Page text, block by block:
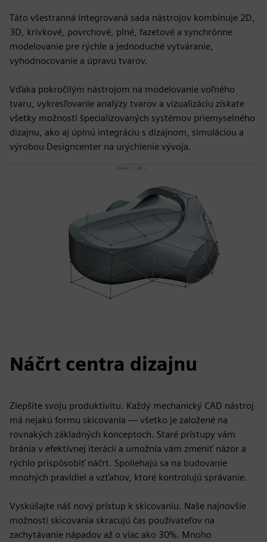
Táto všestranná integrovaná sada nástrojov kombinuje 2D,
3D, krivkové, povrchové, plné, fazetové a synchrónne
modelovanie pre rýchle a jednoduché vytváranie,
vyhodnocovanie a úpravu tvarov.
Vďaka pokročilým nástrojom na modelovanie voľného
tvaru, vykresľovanie analýzy tvarov a vizualizáciu získate
všetky možnosti špecializovaných systémov priemyselného
dizajnu, ako aj úplnú integráciu s dizajnom, simuláciou a
výrobou Designcenter na urýchlenie vývoja.
Náčrt centra dizajnu
Zlepšite svoju produktivitu. Každý mechanický CAD nástroj
má nejakú formu skicovania — všetko je založené na
rovnakých základných konceptoch. Staré prístupy vám
bránia v efektívnej iterácii a umožnia vám zmeniť názor a
rýchlo prispôsobiť náčrt. Spoliehajú sa na budovanie
mnohých pravidiel a vzťahov, ktoré kontrolujú správanie.
Vyskúšajte náš nový prístup k skicovaniu. Naše najnovšie
možnosti skicovania skracujú čas používateľov na
zachytávanie nápadov až o viac ako 30%. Mnoho